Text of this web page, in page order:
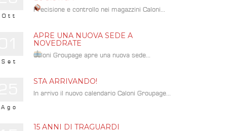
Ott
Precisione e controllo nei magazzini Caloni...
Set
APRE UNA NUOVA SEDE A
NOVEDRATE
Caloni Groupage apre una nuova sede...
Ago
STA ARRIVANDO!
In arrivo il nuovo calendario Caloni Groupage...
15 ANNI DI TRAGUARDI